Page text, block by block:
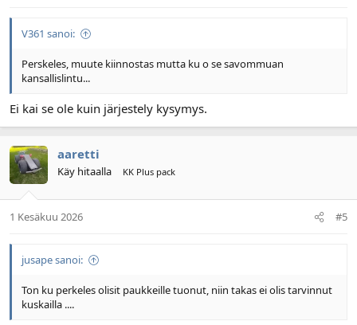
V361 sanoi:
Perskeles, muute kiinnostas mutta ku o se savommuan
kansallislintu...
Ei kai se ole kuin järjestely kysymys.
aaretti
Käy hitaalla KK Plus pack
1 Kesäkuu 2026 #5
jusape sanoi:
Ton ku perkeles olisit paukkeille tuonut, niin takas ei olis tarvinnut
kuskailla ....